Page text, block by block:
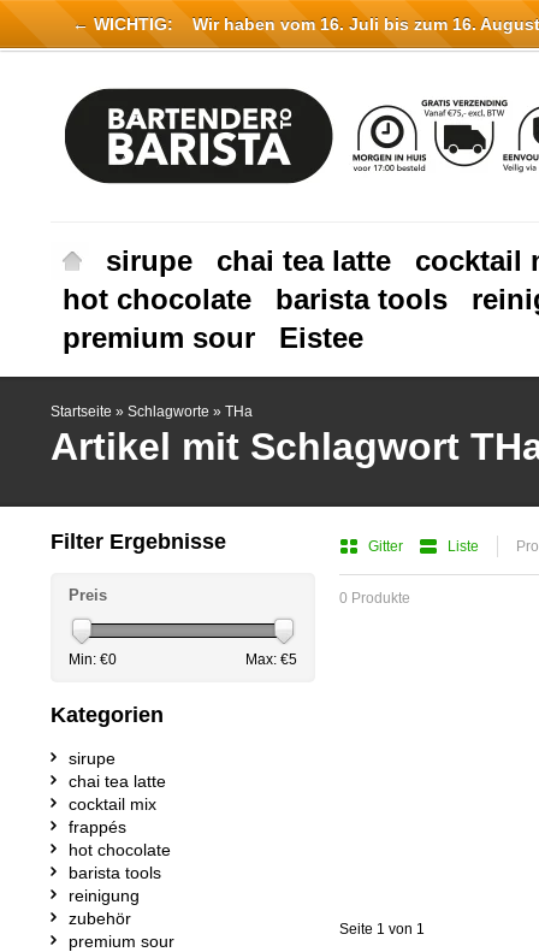
sirupe chai tea latte
cocktail
hot chocolate
barista tools
premium sour
Eistee
Startseite » Schlagworte » THa
Artikel mit Schlagwort
Gitter Liste
0 Produkte
Seite 1 von 1
Filter Ergebnisse
Preis
Min: €0 Max: €5
Kategorien
sirupe
chai tea latte
cocktail mix
frappés
hot chocolate
barista tools
reinigung
zubehör
premium sour
← WICHTIG: Wir haben vom 16. Juli bis zum 16.